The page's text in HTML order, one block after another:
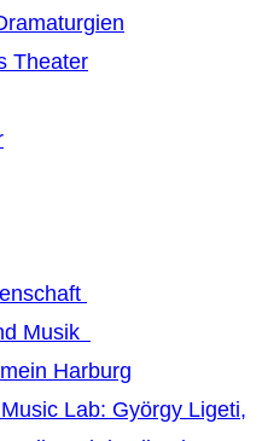
Theater
Musik
Harburg
Lab: György Ligeti,